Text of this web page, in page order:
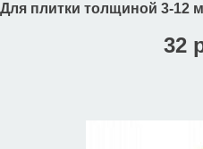
Для плитки толщиной 3-12
32